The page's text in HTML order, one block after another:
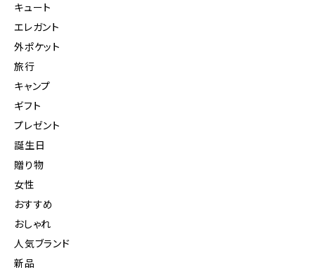
キュート
エレガント
外ポケット
旅行
キャンプ
ギフト
プレゼント
誕生日
贈り物
女性
おすすめ
おしゃれ
人気ブランド
新品